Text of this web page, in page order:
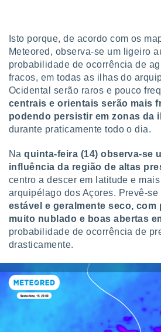
Isto porque, de acordo com os
Meteored, observa-se um ligeiro
probabilidade de ocorrência de
fracos, em todas as ilhas do
Ocidental serão raros e pouco
centrais e orientais serão mais
podendo persistir em zonas da
durante praticamente todo o dia.
Naquinta-feira (14) observa-se
influência da região de altas
centro a descer em latitude e
arquipélago dos Açores. Prevê-se
estável e geralmente seco, com
muito nublado e boas abertas
probabilidade de ocorrência de
drasticamente.